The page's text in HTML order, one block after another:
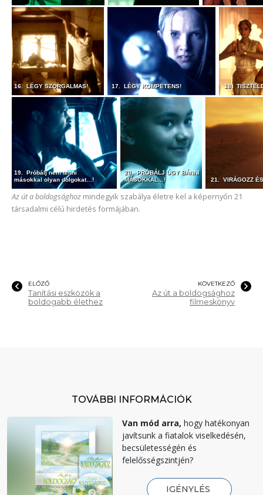
16. LÉGY SZORGALMAS! 17. LÉGY KOMPETENS! 18.
19. Próbálj nem tenni
másokkal olyan dolgokat…!
20. PRÓBÁLJ ÚGY BÁNNI
MÁSOKKAL…!
21. VIRÁGOZZ
Az út a boldogsághoz mindegyik szabálya életre kel a képernyőn 21
társadalmi célú hirdetés formájában.
ELŐZŐ
Tanítási eszközök a
boldogabb élethez
KÖVETKEZŐ
Az út a boldogsághoz
filmeskönyv
TOVÁBBI INFORMÁCIÓK
Van mód arra, hogy hatékonyan
javítsunk a fiatalok viselkedésén,
becsületességén és
felelősségszintjén?
IGÉNYLÉS